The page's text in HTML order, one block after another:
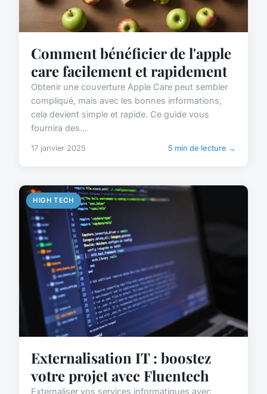
Comment bénéficier de l'apple
care facilement et rapidement
Obtenir une couverture Apple Care peut sembler
compliqué, mais avec les bonnes informations,
cela devient simple et rapide. Ce guide vous
fournira des...
17 janvier 2025 5 min de lecture →
HIGH TECH
Externalisation IT : boostez
votre projet avec Fluentech
Externaliser vos services informatiques avec